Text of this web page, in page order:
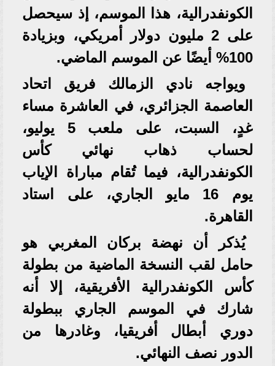
الكونفدرالية، هذا الموسم، إذ سيحصل
على 2 مليون دولار أمريكي، وبزيادة
100% أيضًا عن الموسم الماضي.
ويواجه نادي الزمالك فريق اتحاد
العاصمة الجزائري، في العاشرة مساء
غدٍ، السبت، على ملعب 5 يوليو،
لحساب ذهاب نهائي كأس
الكونفدرالية، فيما تُقام مباراة الإياب
يوم 16 مايو الجاري، على استاد
القاهرة.
يُذكر أن نهضة بركان المغربي هو
حامل لقب النسخة الماضية من بطولة
كأس الكونفدرالية الأفريقية، إلا أنه
شارك في الموسم الجاري ببطولة
دوري أبطال أفريقيا، وغادرها من
الدور نصف النهائي.